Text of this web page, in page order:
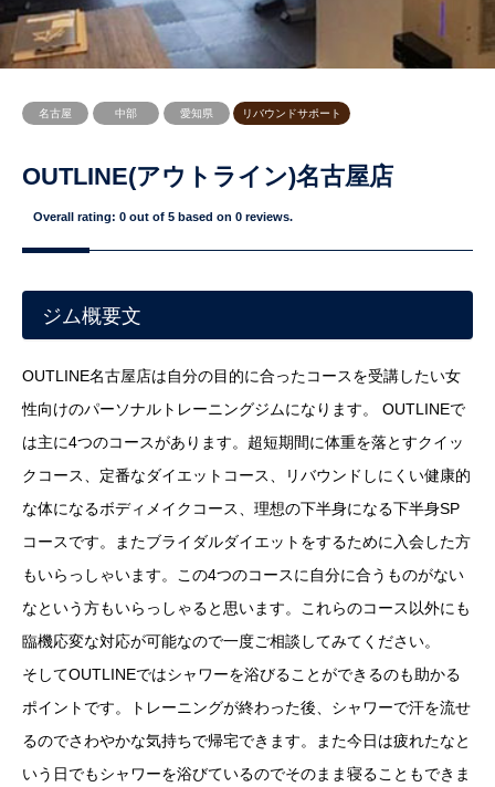
名古屋 中部 愛知県 リバウンドサポート
OUTLINE(アウトライン)名古屋店
Overall rating: 0 out of 5 based on 0 reviews.
ジム概要文
OUTLINE名古屋店は自分の目的に合ったコースを受講したい女
性向けのパーソナルトレーニングジムになります。 OUTLINEで
は主に4つのコースがあります。超短期間に体重を落とすクイッ
クコース、定番なダイエットコース、リバウンドしにくい健康的
な体になるボディメイクコース、理想の下半身になる下半身SP
コースです。またブライダルダイエットをするために入会した方
もいらっしゃいます。この4つのコースに自分に合うものがない
なという方もいらっしゃると思います。これらのコース以外にも
臨機応変な対応が可能なので一度ご相談してみてください。
そしてOUTLINEではシャワーを浴びることができるのも助かる
ポイントです。トレーニングが終わった後、シャワーで汗を流せ
るのでさわやかな気持ちで帰宅できます。また今日は疲れたなと
いう日でもシャワーを浴びているのでそのまま寝ることもできま